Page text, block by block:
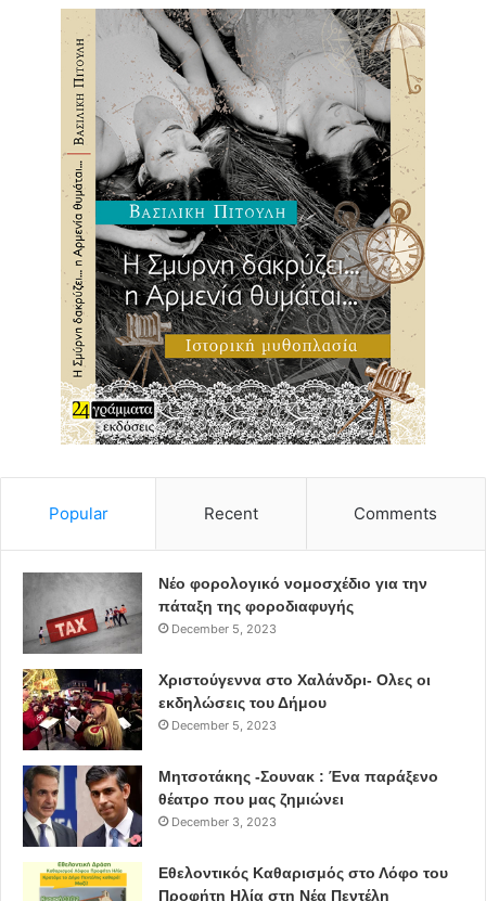
μαθητές και γονείς και να στείλει ένα μήνυμα στους
οδηγούς ότι πρέπει να σέβονται
τους πεζούς και να τους επιτρέπουν να κινούνται με
ασφάλεια », σημείωσε η κ.
Χριστούλη.
Τα χρώματα και τα υλικά που απαιτήθηκαν πρόσφερε η
Χωρίς αυτοκίνητο στο κέντρο της πόλης
Στο ίδιο πλαίσιο δράσεων, ο Δήμος Χαλανδρίου
προχώρησε τι Σάββατο 26
Σεπτεμβρίου και στο συμβολικό αποκλεισμό των οδών
Βασ. Γεωργίου και
Σωκράτους, επιτρέποντας σε πεζούς, ποδηλάτες και
εμποδιζόμενα άτομα να
απολαύσουν μια άνετη και ασφαλή βόλτα στο κέντρο της
πόλης.
Popular Recent Comments
Νέο φορολογικό νομοσχέδιο για την
πάταξη της φοροδιαφυγής
December 5, 2023
Χριστούγεννα στο Χαλάνδρι- Ολες οι
εκδηλώσεις του Δήμου
December 5, 2023
Μητσοτάκης -Σουνακ : Ένα παράξενο
θέατρο που μας ζημιώνει
December 3, 2023
Εθελοντικός Καθαρισμός στο Λόφο του
Προφήτη Ηλία στη Νέα Πεντέλη